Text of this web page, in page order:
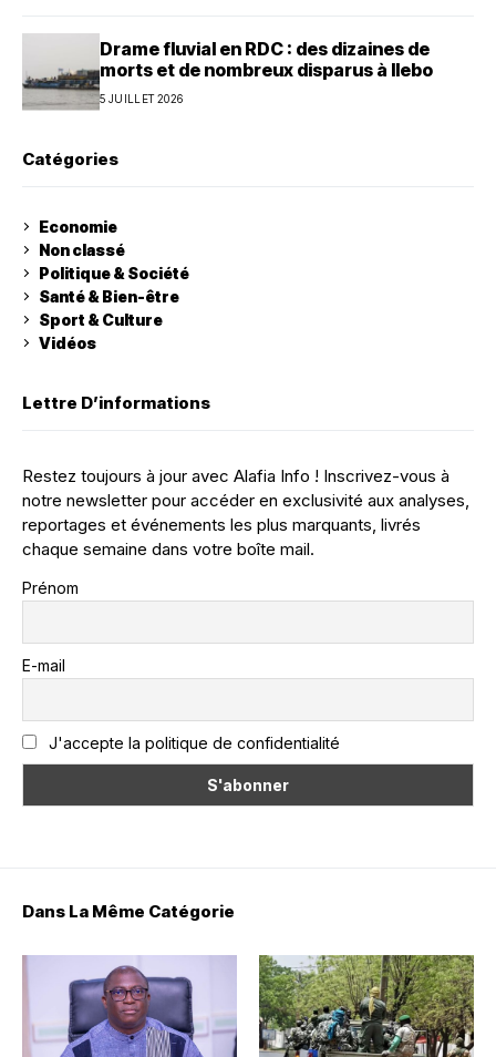
Drame fluvial en RDC : des dizaines de
morts et de nombreux disparus à Ilebo
5 JUILLET 2026
Catégories
Economie
Non classé
Politique & Société
Santé & Bien-être
Sport & Culture
Vidéos
Lettre D’informations
Restez toujours à jour avec Alafia Info ! Inscrivez-vous à
notre newsletter pour accéder en exclusivité aux analyses,
reportages et événements les plus marquants, livrés
chaque semaine dans votre boîte mail.
Prénom
E-mail
J'accepte la politique de confidentialité
Dans La Même Catégorie